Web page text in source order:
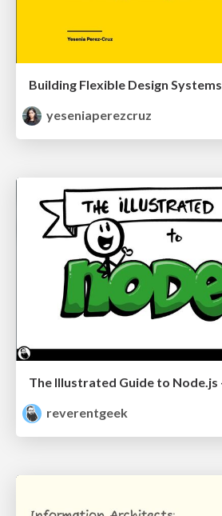
Building Flexible Design Systems
yeseniaperezcruz
reverentgeek